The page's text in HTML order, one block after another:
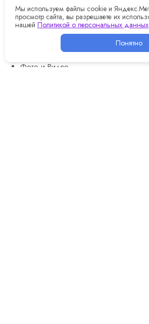
Яндекс Станция 2
Яндекс Станция Мини 3 Про
Яндекс Станция Мини 3
Яндекс Станции Мини (с часами)
Яндекс Станции Мини (без часов)
Фото и Видео
Мы используем файлы cookie и
просмотр сайта, вы разрешаете их
нашей Политикой о персональных данных
Понятно